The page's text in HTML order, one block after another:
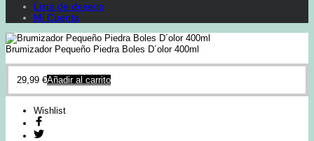
Lista de deseos
Mi Cuenta
Brumizador Pequeño Piedra Boles D´olor 400ml
29,99 €Añadir al carrito
Wishlist